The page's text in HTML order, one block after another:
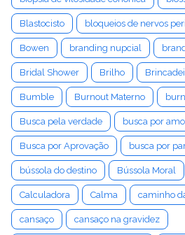
Blastocisto bloqueios de nervos
Bowen branding nupcial
Bridal Shower Brilho
Bumble Burnout Materno
Busca pela verdade busca por
Busca por Aprovação busca por
bússola do destino Bússola Moral
Calculadora Calma caminho
cansaço cansaço na gravidez